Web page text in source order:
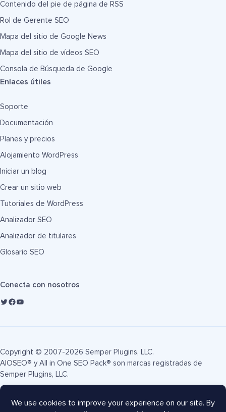
Contenido del pie de página de RSS
Rol de Gerente SEO
Mapa del sitio de Google News
Mapa del sitio de vídeos SEO
Consola de Búsqueda de Google
Enlaces útiles
Soporte
Documentación
Planes y precios
Alojamiento WordPress
Iniciar un blog
Crear un sitio web
Tutoriales de WordPress
Analizador SEO
Analizador de titulares
Glosario SEO
Conecta con nosotros
Copyright © 2007-2026 Semper Plugins, LLC.
AIOSEO® y All in One SEO Pack® son marcas registradas de
Semper Plugins, LLC.
Términos de servicio
Política de privacidad